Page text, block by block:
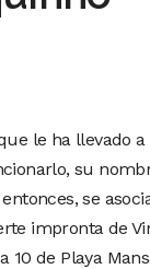
le ha llevado
su
se
impronta de
de Playa